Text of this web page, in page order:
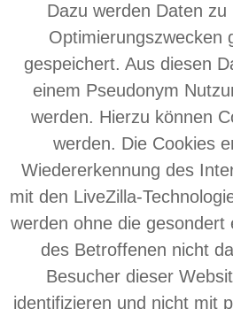
Dazu werden Daten zu
Optimierungszwecken
gespeichert. Aus diesen
einem Pseudonym
werden. Hierzu können
werden. Die Cookies
Wiedererkennung des
mit den LiveZilla-
werden ohne die gesondert
des Betroffenen nicht
Besucher dieser
identifizieren und nicht mit